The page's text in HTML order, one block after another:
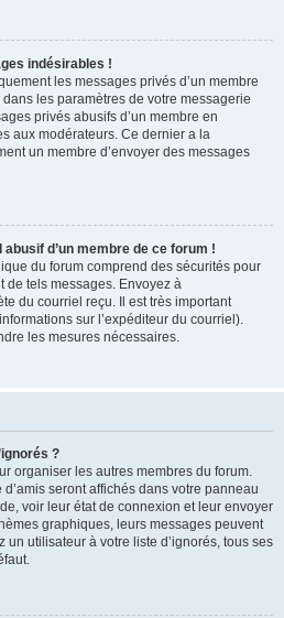
indésirables !
les messages privés d’un membre
les paramètres de votre messagerie
privés abusifs d’un membre en
aux modérateurs. Ce dernier a la
un membre d’envoyer des messages
d’un membre de ce forum !
du forum comprend des sécurités pour
de tels messages. Envoyez à
du courriel reçu. Il est très important
sur l’expéditeur du courriel).
les mesures nécessaires.
?
organiser les autres membres du forum.
seront affichés dans votre panneau
voir leur état de connexion et leur envoyer
graphiques, leurs messages peuvent
un utilisateur à votre liste d’ignorés, tous ses